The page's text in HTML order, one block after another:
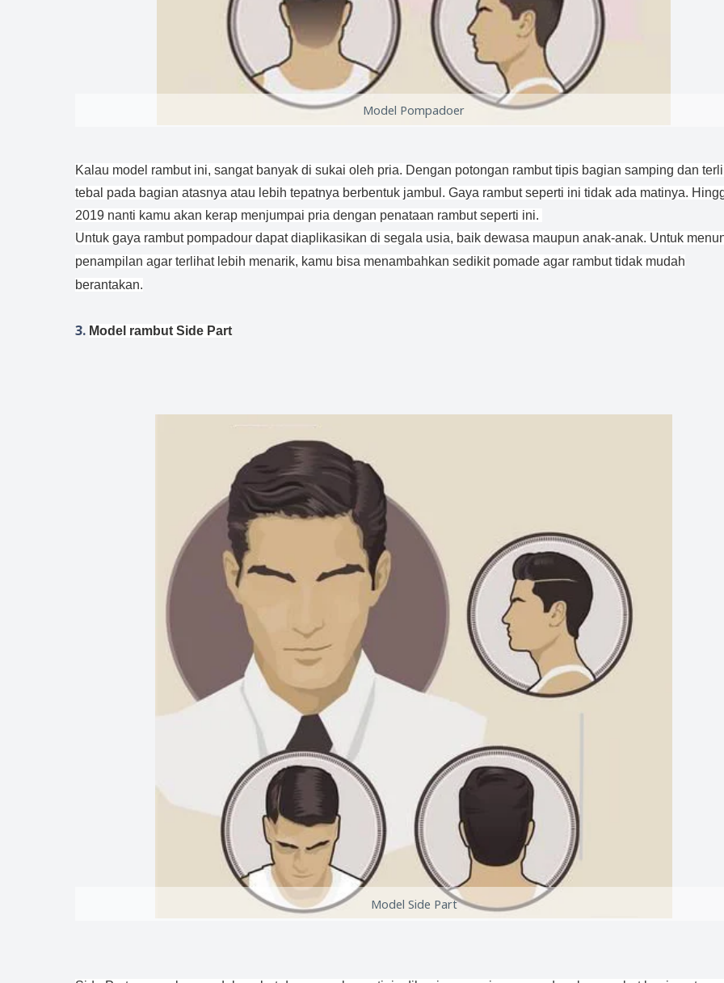
Model Pompadoer
Kalau model rambut ini, sangat banyak di sukai oleh pria. Dengan potongan rambut tipis bagian samping dan
tebal pada bagian atasnya atau lebih tepatnya berbentuk jambul. Gaya rambut seperti ini tidak ada matinya.
2019 nanti kamu akan kerap menjumpai pria dengan penataan rambut seperti ini.
Untuk gaya rambut pompadour dapat diaplikasikan di segala usia, baik dewasa maupun anak-anak. Untuk
penampilan agar terlihat lebih menarik, kamu bisa menambahkan sedikit pomade agar rambut tidak mudah
berantakan.
3. Model rambut Side Part
Model Side Part